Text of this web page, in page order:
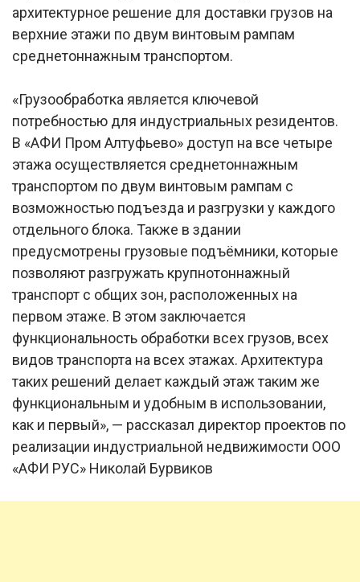
архитектурное решение для доставки грузов на
верхние этажи по двум винтовым рампам
среднетоннажным транспортом.
«Грузообработка является ключевой
потребностью для индустриальных резидентов.
В «АФИ Пром Алтуфьево» доступ на все четыре
этажа осуществляется среднетоннажным
транспортом по двум винтовым рампам с
возможностью подъезда и разгрузки у каждого
отдельного блока. Также в здании
предусмотрены грузовые подъёмники, которые
позволяют разгружать крупнотоннажный
транспорт с общих зон, расположенных на
первом этаже. В этом заключается
функциональность обработки всех грузов, всех
видов транспорта на всех этажах. Архитектура
таких решений делает каждый этаж таким же
функциональным и удобным в использовании,
как и первый», — рассказал директор проектов по
реализации индустриальной недвижимости ООО
«АФИ РУС» Николай Бурвиков